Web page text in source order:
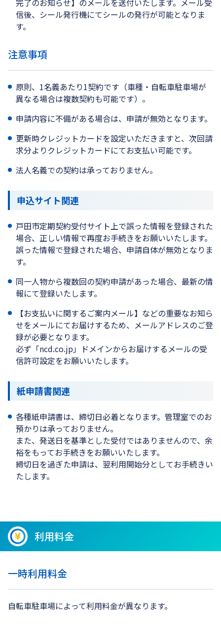
信後、シール発行機にてシールの発行が可能となりま
す。
注意事項
原則、1名義あたり1契約です（車種・自転車駐車場が
異なる場合は複数契約も可能です）。
申請内容に不備がある場合は、申請が無効となります。
更新時クレジットカードを設定いただきますと、次回請
求分よりクレジットカードにてお支払い可能です。
法人名義での契約は承っておりません。
申込サイト関連
戸田市定期契約受付サイト上で誤った情報を登録された
場合、正しい情報で再度お手続きをお願いいたします。
誤った情報で登録された場合、申請自体が無効となりま
す。
同一人物から複数回の契約申請があった場合、最新の情
報にて登録いたします。
【お支払いに関するご案内メール】などの重要なお知ら
せをメールにてお届けするため、メールアドレスのご登
録が必要となります。
必ず「ncd.co.jp」ドメインからお届けするメールの受
信許可設定をお願いいたします。
紙申請書関連
各種紙申請書は、締切日必着となります。管理室でのお
預かりは承っておりません。
また、発送日を基準とした受付ではありませんので、余
裕をもってお手続きをお願いいたします。
締切日を過ぎた申請は、翌利用開始分としてお手続きい
たします。
利用料金
一時利用料金
自転車駐車場によって利用料金が異なります。